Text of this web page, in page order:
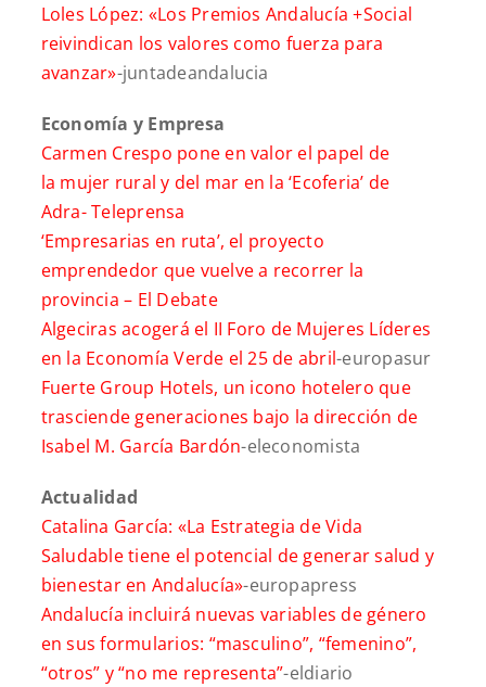
Loles López: «Los Premios Andalucía +Social
reivindican los valores como fuerza para
avanzar»-juntadeandalucia
Economía y Empresa
Carmen Crespo pone en valor el papel de
la mujer rural y del mar en la ‘Ecoferia’ de
Adra-Teleprensa
‘Empresarias en ruta’, el proyecto
emprendedor que vuelve a recorrer la
provincia – El Debate
Algeciras acogerá el II Foro de Mujeres Líderes
en la Economía Verde el 25 de abril-europasur
Fuerte Group Hotels, un icono hotelero que
trasciende generaciones bajo la dirección de
Isabel M. García Bardón-eleconomista
Actualidad
Catalina García: «La Estrategia de Vida
Saludable tiene el potencial de generar salud y
bienestar en Andalucía»-europapress
Andalucía incluirá nuevas variables de género
en sus formularios: “masculino”, “femenino”,
“otros” y “no me representa”-eldiario